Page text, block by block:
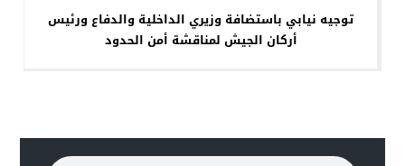
توجيه نيابي باستضافة وزيري الداخلية والدفاع ورئيس
أركان الجيش لمناقشة أمن الحدود